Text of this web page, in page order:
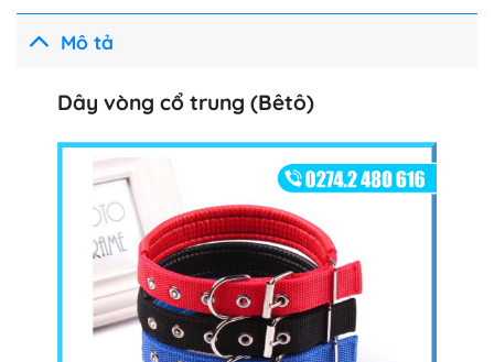
Mô tả
Dây vòng cổ trung (Bêtô)